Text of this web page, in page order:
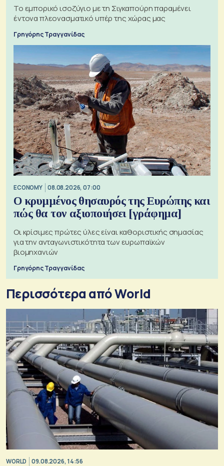
Το εμπορικό ισοζύγιο με τη Σιγκαπούρη παραμένει
έντονα πλεονασματικό υπέρ της χώρας μας
Γρηγόρης Τραγγανίδας
ECONOMY 08.08.2026, 07:00
Ο κρυμμένος θησαυρός της Ευρώπης και
πώς θα τον αξιοποιήσει [γράφημα]
Οι κρίσιμες πρώτες ύλες είναι καθοριστικής σημασίας
για την ανταγωνιστικότητα των ευρωπαϊκών
βιομηχανιών
Γρηγόρης Τραγγανίδας
Περισσότερα από World
WORLD 09.08.2026, 14:56